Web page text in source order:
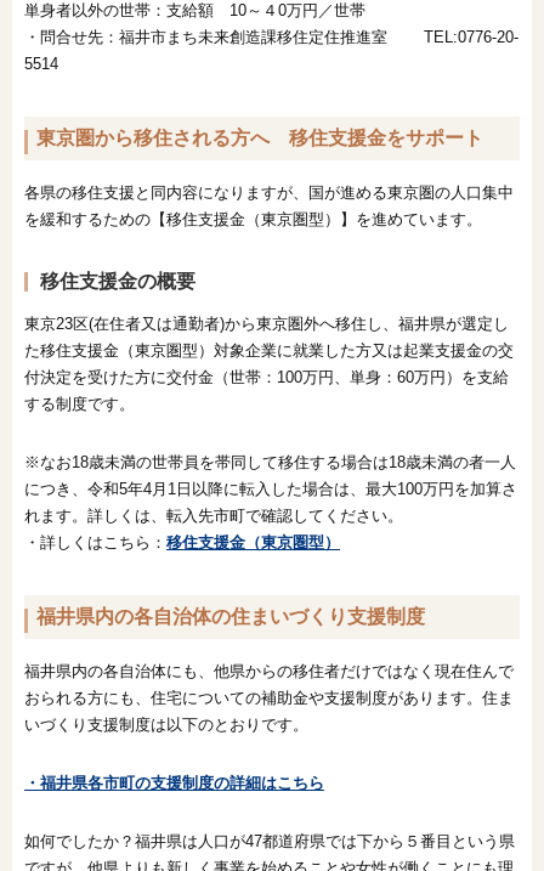
単身者以外の世帯：支給額 10～４0万円／世帯
・問合せ先：福井市まち未来創造課移住定住推進室 TEL:0776-20-
5514
東京圏から移住される方へ 移住支援金をサポート
各県の移住支援と同内容になりますが、国が進める東京圏の人口集中
を緩和するための【移住支援金（東京圏型）】を進めています。
移住支援金の概要
東京23区(在住者又は通勤者)から東京圏外へ移住し、福井県が選定し
た移住支援金（東京圏型）対象企業に就業した方又は起業支援金の交
付決定を受けた方に交付金（世帯：100万円、単身：60万円）を支給
する制度です。
※なお18歳未満の世帯員を帯同して移住する場合は18歳未満の者一人
につき、令和5年4月1日以降に転入した場合は、最大100万円を加算さ
れます。詳しくは、転入先市町で確認してください。
・詳しくはこちら： 移住支援金（東京圏型）
福井県内の各自治体の住まいづくり支援制度
福井県内の各自治体にも、他県からの移住者だけではなく現在住んで
おられる方にも、住宅についての補助金や支援制度があります。住ま
いづくり支援制度は以下のとおりです。
・福井県各市町の支援制度の詳細はこちら
如何でしたか？福井県は人口が47都道府県では下から５番目という県